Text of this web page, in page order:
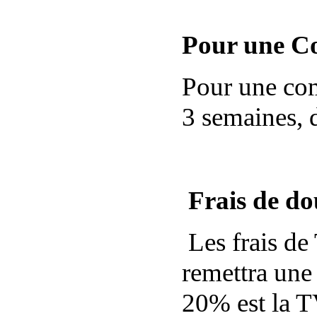
Pour une
Pour une
3 semaines,
Frais de
Les frais
remettra
20% est la